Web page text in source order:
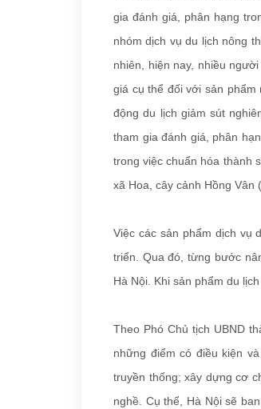
gia đánh giá, phân hạng
nhóm dịch vụ du lịch nông
nhiên, hiện nay, nhiều
giá cụ thể đối với sản phẩm
động du lịch giảm sút
tham gia đánh giá, phân
trong việc chuẩn hóa thành
xã Hoa, cây cảnh Hồng Vân
Việc các sản phẩm dịch vụ
triển. Qua đó, từng bước
Hà Nội. Khi sản phẩm du
Theo Phó Chủ tịch UBND
những điểm có điều kiện
truyền thống; xây dựng cơ
nghề. Cụ thể, Hà Nội sẽ